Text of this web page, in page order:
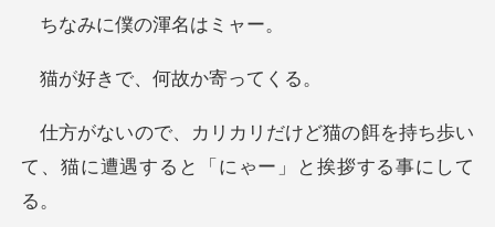
に僕の渾
で、何故か
猫の餌を持ち歩い
て、猫に遭遇する